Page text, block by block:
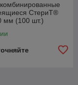
СтериТ®
мм (100 шт.)